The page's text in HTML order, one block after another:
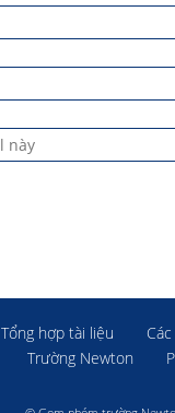
Tổng hợp tài liệu
Trường Newton